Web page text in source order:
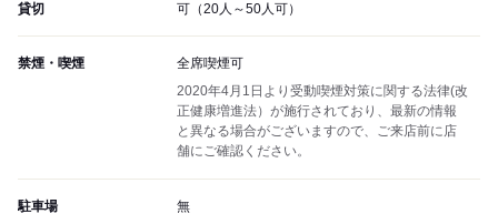
貸切 可（20人～50人可）
禁煙・喫煙
全席喫煙可
2020年4月1日より受動喫煙対策に関する法律(改
正健康増進法）が施行されており、最新の情報
と異なる場合がございますので、ご来店前に店
舗にご確認ください。
駐車場 無